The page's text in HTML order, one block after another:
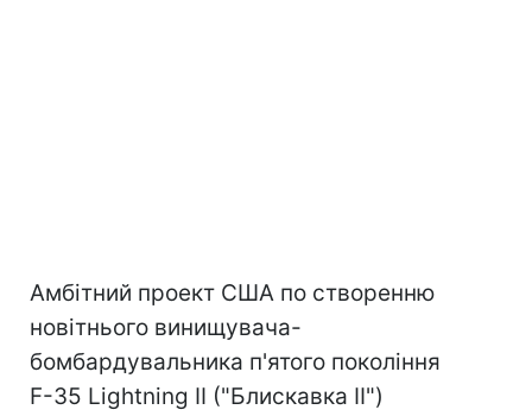
Амбітний проект США по створенню
новітнього винищувача-
бомбардувальника п'ятого покоління
F-35 Lightning II ("Блискавка II")